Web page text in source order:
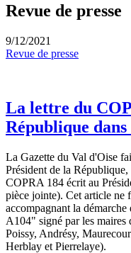
Revue de presse
9/12/2021
Revue de presse
La lettre du
République dans
La Gazette du Val d'Oise
Président de la
COPRA 184 écrit au
pièce jointe). Cet article ne
accompagnant la
A104" signé par les maires
Poissy, Andrésy,
Herblay et Pierrelaye).